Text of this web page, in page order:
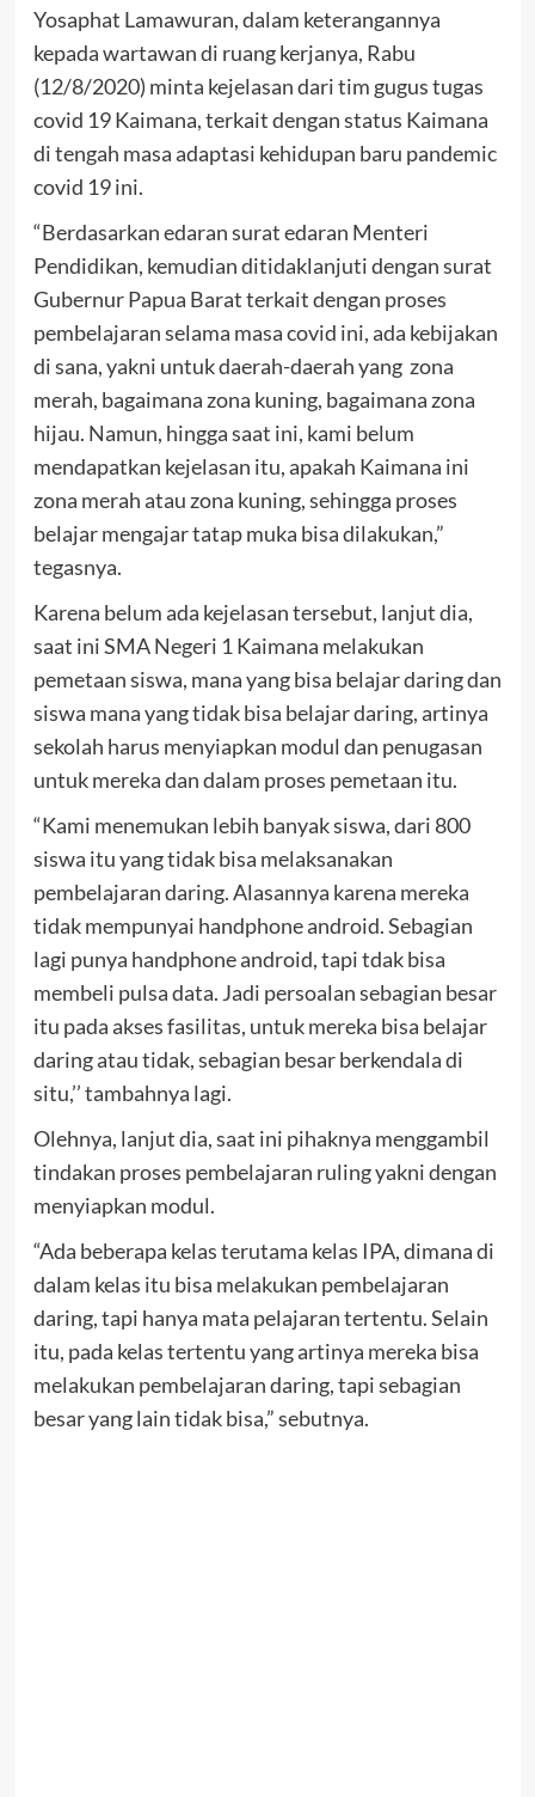
Yosaphat Lamawuran, dalam keterangannya
kepada wartawan di ruang kerjanya, Rabu
(12/8/2020) minta kejelasan dari tim gugus tugas
covid 19 Kaimana, terkait dengan status Kaimana
di tengah masa adaptasi kehidupan baru pandemic
covid 19 ini.
“Berdasarkan edaran surat edaran Menteri
Pendidikan, kemudian ditidaklanjuti dengan surat
Gubernur Papua Barat terkait dengan proses
pembelajaran selama masa covid ini, ada kebijakan
di sana, yakni untuk daerah-daerah yang zona
merah, bagaimana zona kuning, bagaimana zona
hijau. Namun, hingga saat ini, kami belum
mendapatkan kejelasan itu, apakah Kaimana ini
zona merah atau zona kuning, sehingga proses
belajar mengajar tatap muka bisa dilakukan,”
tegasnya.
Karena belum ada kejelasan tersebut, lanjut dia,
saat ini SMA Negeri 1 Kaimana melakukan
pemetaan siswa, mana yang bisa belajar daring dan
siswa mana yang tidak bisa belajar daring, artinya
sekolah harus menyiapkan modul dan penugasan
untuk mereka dan dalam proses pemetaan itu.
“Kami menemukan lebih banyak siswa, dari 800
siswa itu yang tidak bisa melaksanakan
pembelajaran daring. Alasannya karena mereka
tidak mempunyai handphone android. Sebagian
lagi punya handphone android, tapi tdak bisa
membeli pulsa data. Jadi persoalan sebagian besar
itu pada akses fasilitas, untuk mereka bisa belajar
daring atau tidak, sebagian besar berkendala di
situ,’’ tambahnya lagi.
Olehnya, lanjut dia, saat ini pihaknya menggambil
tindakan proses pembelajaran ruling yakni dengan
menyiapkan modul.
“Ada beberapa kelas terutama kelas IPA, dimana di
dalam kelas itu bisa melakukan pembelajaran
daring, tapi hanya mata pelajaran tertentu. Selain
itu, pada kelas tertentu yang artinya mereka bisa
melakukan pembelajaran daring, tapi sebagian
besar yang lain tidak bisa,” sebutnya.